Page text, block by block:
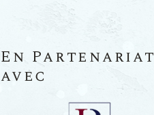
En Partenariat
avec